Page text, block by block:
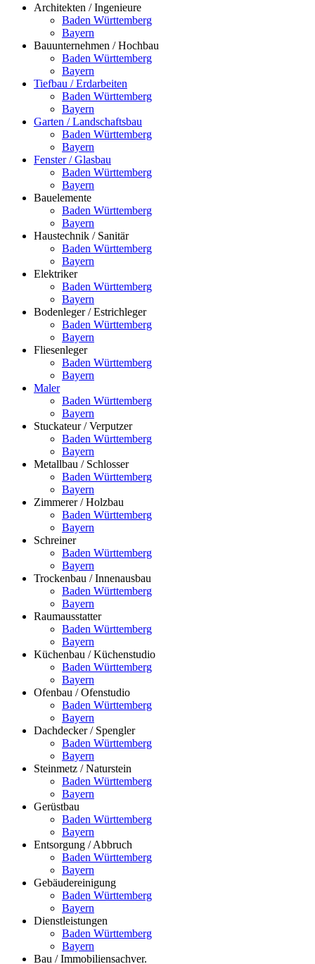
Architekten / Ingenieure
Baden Württemberg
Bayern
Bauunternehmen / Hochbau
Baden Württemberg
Bayern
Tiefbau / Erdarbeiten
Baden Württemberg
Bayern
Garten / Landschaftsbau
Baden Württemberg
Bayern
Fenster / Glasbau
Baden Württemberg
Bayern
Bauelemente
Baden Württemberg
Bayern
Haustechnik / Sanitär
Baden Württemberg
Bayern
Elektriker
Baden Württemberg
Bayern
Bodenleger / Estrichleger
Baden Württemberg
Bayern
Fliesenleger
Baden Württemberg
Bayern
Maler
Baden Württemberg
Bayern
Stuckateur / Verputzer
Baden Württemberg
Bayern
Metallbau / Schlosser
Baden Württemberg
Bayern
Zimmerer / Holzbau
Baden Württemberg
Bayern
Schreiner
Baden Württemberg
Bayern
Trockenbau / Innenausbau
Baden Württemberg
Bayern
Raumausstatter
Baden Württemberg
Bayern
Küchenbau / Küchenstudio
Baden Württemberg
Bayern
Ofenbau / Ofenstudio
Baden Württemberg
Bayern
Dachdecker / Spengler
Baden Württemberg
Bayern
Steinmetz / Naturstein
Baden Württemberg
Bayern
Gerüstbau
Baden Württemberg
Bayern
Entsorgung / Abbruch
Baden Württemberg
Bayern
Gebäudereinigung
Baden Württemberg
Bayern
Dienstleistungen
Baden Württemberg
Bayern
Bau / Immobiliensachver.